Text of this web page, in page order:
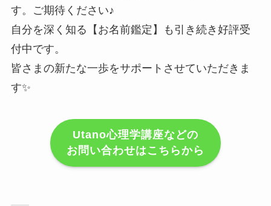
す。ご期待ください♪
自分を深く知る【お名前鑑定】も引き続き好評受
付中です。
皆さまの新たな一歩をサポートさせていただきま
す✨
Utano心理学講座などの
お問い合わせはこちらから